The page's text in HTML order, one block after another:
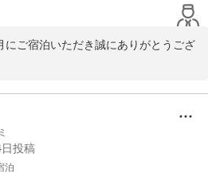
にご宿泊いただき誠にありがとうござ
お楽しみいただけたご様子で安心いた
ることなくお過ごしいただけたとの
投稿
泊